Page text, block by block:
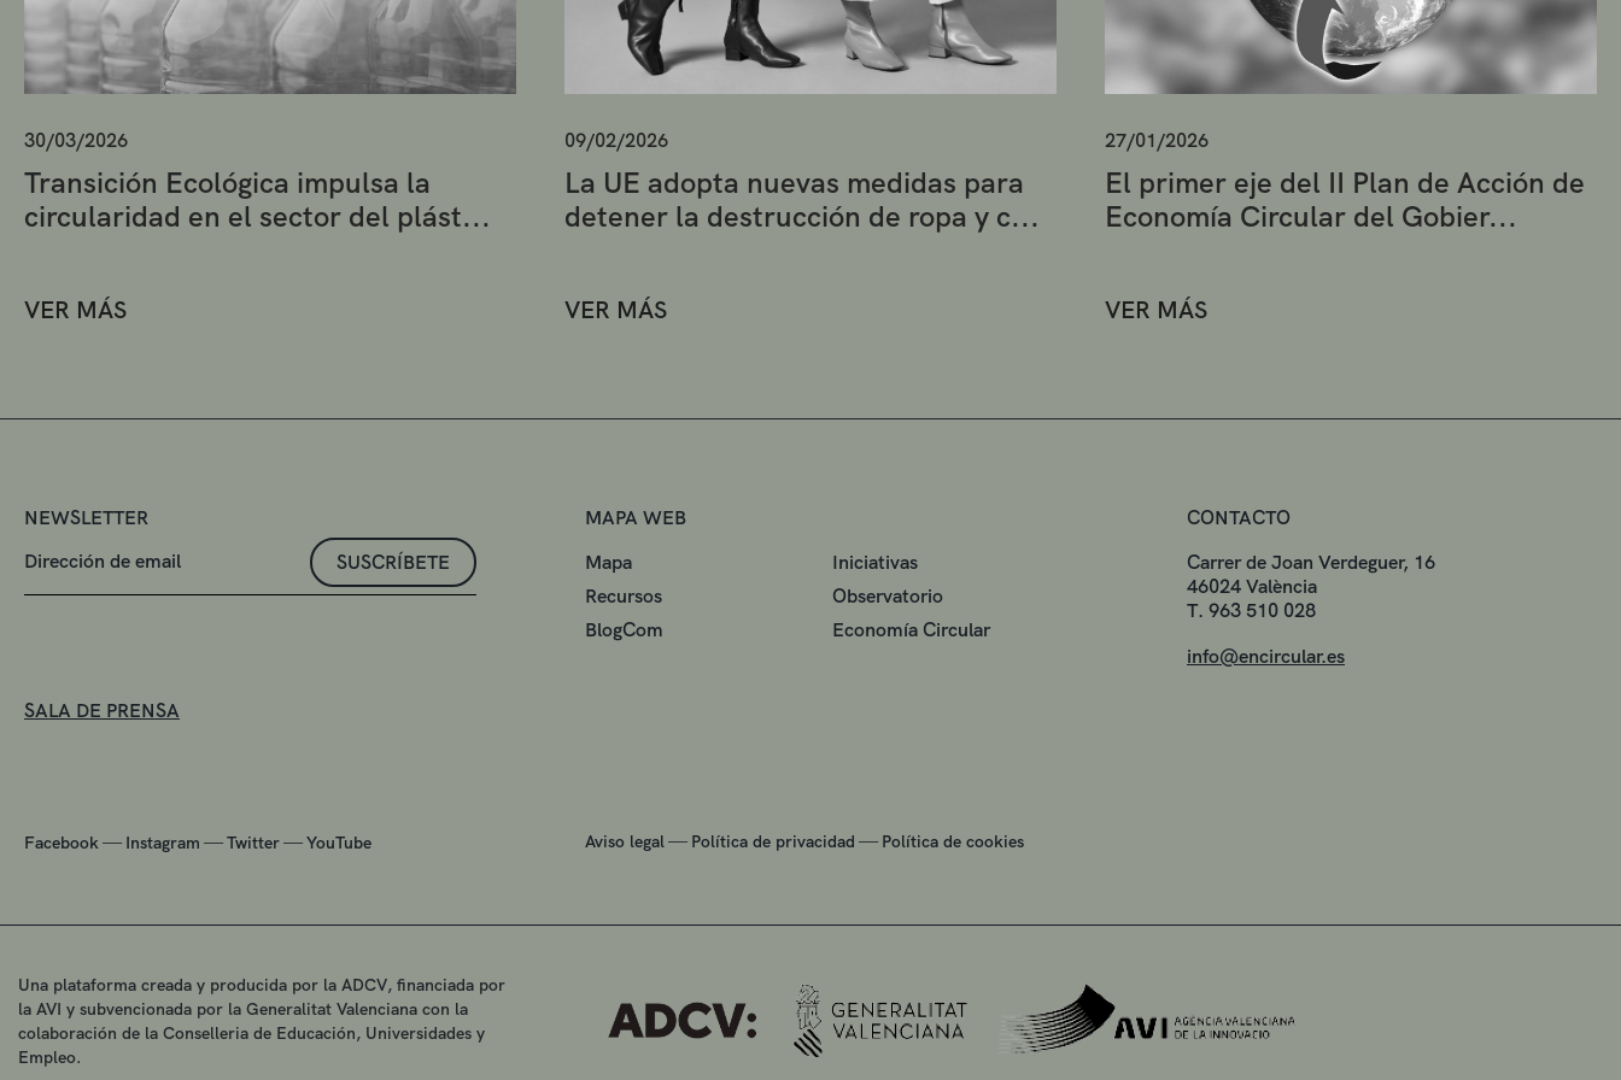
30/03/2026
Transición Ecológica impulsa la
circularidad en el sector del plást...
VER MÁS
09/02/2026
La UE adopta nuevas medidas para
detener la destrucción de ropa y c...
VER MÁS
27/01/2026
El primer eje del II Plan de Acción de
Economía Circular del Gobier...
VER MÁS
NEWSLETTER
SUSCRÍBETE
SALA DE PRENSA
Facebook — Instagram —Twitter—YouTube
MAPA WEB
Mapa
Iniciativas
Recursos
Observatorio
BlogCom
Economía Circular
Aviso legal — Política de privacidad — Política de cookies
CONTACTO
Carrer de Joan Verdeguer, 16
46024 València
T. 963 510 028
info@encircular.es
Una plataforma creada y producida por la ADCV, financiada por
la AVI y subvencionada por la Generalitat Valenciana con la
colaboración de la Conselleria de Educación, Universidades y
Empleo.